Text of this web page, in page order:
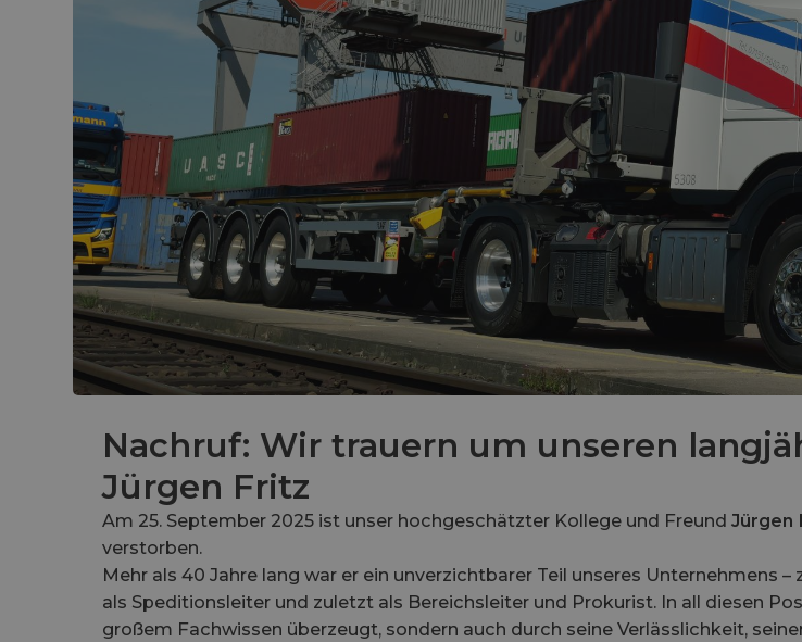
Nachruf: Wir trauern um unseren
Jürgen Fritz
Am 25. September 2025 ist unser hochgeschätzter Kollege und FreundJürgen
verstorben.
Mehr als 40 Jahre lang war er ein unverzichtbarer Teil unseres Unternehmens
als Speditionsleiter und zuletzt als Bereichsleiter und Prokurist. In all diesen
großem Fachwissen überzeugt, sondern auch durch seine Verlässlichkeit,